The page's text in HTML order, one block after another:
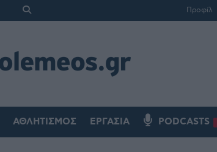
Προφίλ
ΑΘΛΗΤΙΣΜΌΣ ΕΡΓΑΣΊΑ PODCASTS